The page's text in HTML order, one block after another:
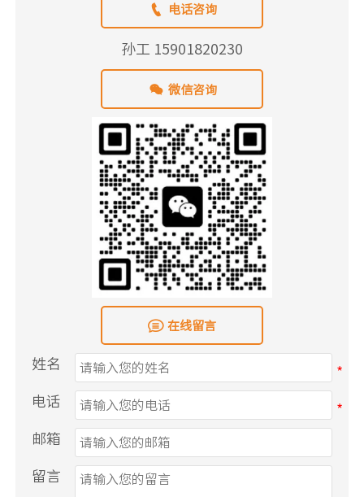
 电话咨询
孙工 15901820230
 微信咨询
 在线留言
姓名
电话
邮箱
留言